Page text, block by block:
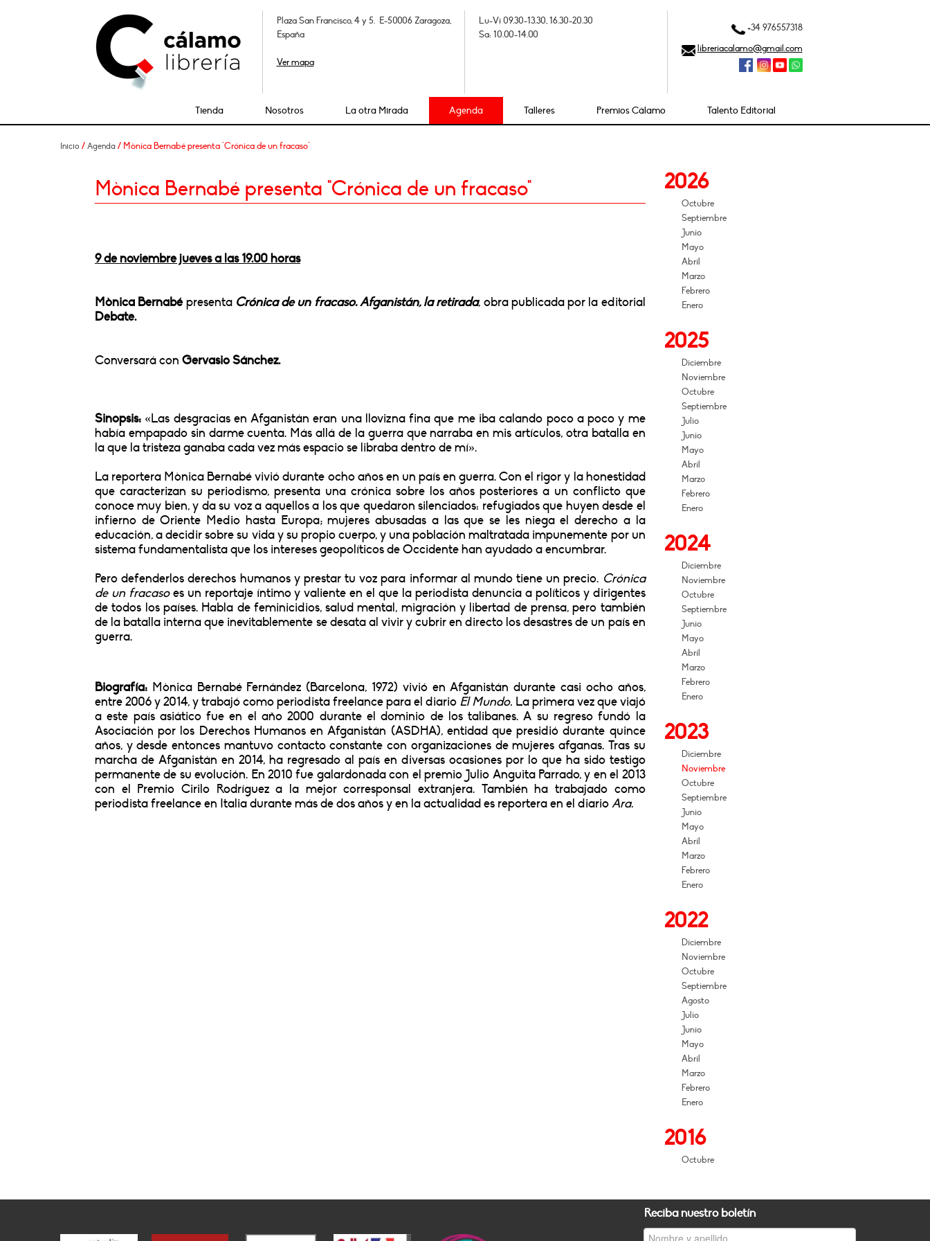
Plaza San Francisco, 4 y 5. E-50006 Zaragoza,
España
Ver mapa
Lu-Vi 09.30-13.30, 16.30-20.30
Sa: 10.00-14.00
+34 976557318
libreriacalamo@gmail.com
Tienda Nosotros La otra Mirada Agenda Talleres Premios Cálamo Talento Editorial
Inicio / Agenda / Mònica Bernabé presenta "Crónica de un fracaso"
Mònica Bernabé presenta "Crónica de un fracaso"
9 de noviembre jueves a las 19.00 horas
Mònica Bernabépresenta Crónica de un fracaso. Afganistán, la retirada, obra publicada por la editorial
Debate.
Conversará con Gervasio Sánchez.
Sinopsis: «Las desgracias en Afganistán eran una llovizna fina que me iba calando poco a poco y me
había empapado sin darme cuenta. Más allá de la guerra que narraba en mis artículos, otra batalla en
la que la tristeza ganaba cada vez más espacio se libraba dentro de mí».
La reportera Mònica Bernabé vivió durante ocho años en un país en guerra. Con el rigor y la honestidad
que caracterizan su periodismo, presenta una crónica sobre los años posteriores a un conflicto que
conoce muy bien, y da su voz a aquellos a los que quedaron silenciados: refugiados que huyen desde el
infierno de Oriente Medio hasta Europa; mujeres abusadas a las que se les niega el derecho a la
educación, a decidir sobre su vida y su propio cuerpo, y una población maltratada impunemente por un
sistema fundamentalista que los intereses geopolíticos de Occidente han ayudado a encumbrar.
Pero defenderlos derechos humanos y prestar tu voz para informar al mundo tiene un precio. Crónica
de un fracasoes un reportaje íntimo y valiente en el que la periodista denuncia a políticos y dirigentes
de todos los países. Habla de feminicidios, salud mental, migración y libertad de prensa, pero también
de la batalla interna que inevitablemente se desata al vivir y cubrir en directo los desastres de un país en
guerra.
Biografía: Mònica Bernabé Fernández (Barcelona, 1972) vivió en Afganistán durante casi ocho años,
entre 2006 y 2014, y trabajó como periodista freelance para el diario El Mundo. La primera vez que viajó
a este país asiático fue en el año 2000 durante el dominio de los talibanes. A su regreso fundó la
Asociación por los Derechos Humanos en Afganistán (ASDHA), entidad que presidió durante quince
años, y desde entonces mantuvo contacto constante con organizaciones de mujeres afganas. Tras su
marcha de Afganistán en 2014, ha regresado al país en diversas ocasiones por lo que ha sido testigo
permanente de su evolución. En 2010 fue galardonada con el premio Julio Anguita Parrado, y en el 2013
con el Premio Cirilo Rodríguez a la mejor corresponsal extranjera. También ha trabajado como
periodista freelance en Italia durante más de dos años y en la actualidad es reportera en el diarioAra.
2026
Octubre
Septiembre
Junio
Mayo
Abril
Marzo
Febrero
Enero
2025
Diciembre
Noviembre
Octubre
Septiembre
Julio
Junio
Mayo
Abril
Marzo
Febrero
Enero
2024
Diciembre
Noviembre
Octubre
Septiembre
Junio
Mayo
Abril
Marzo
Febrero
Enero
2023
Diciembre
Noviembre
Octubre
Septiembre
Junio
Mayo
Abril
Marzo
Febrero
Enero
2022
Diciembre
Noviembre
Octubre
Septiembre
Agosto
Julio
Junio
Mayo
Abril
Marzo
Febrero
Enero
2016
Octubre
Reciba nuestro boletín